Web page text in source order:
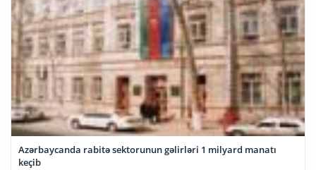
Azərbaycanda rabitə sektorunun gəlirləri 1 milyard manatı
keçib